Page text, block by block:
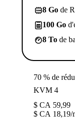
8 Go de
100 Go
8 To de
70 % de
KVM 4
$ CA 59,99
$ CA 18,19/